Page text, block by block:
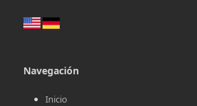
Navegación
Inicio